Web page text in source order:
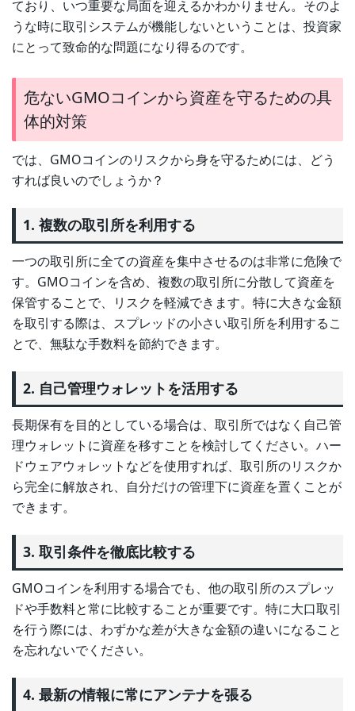
ており、いつ重要な局面を迎えるかわかりません。そのよ
うな時に取引システムが機能しないということは、投資家
にとって致命的な問題になり得るのです。
危ないGMOコインから資産を守るための具
体的対策
では、GMOコインのリスクから身を守るためには、どう
すれば良いのでしょうか？
1. 複数の取引所を利用する
一つの取引所に全ての資産を集中させるのは非常に危険で
す。GMOコインを含め、複数の取引所に分散して資産を
保管することで、リスクを軽減できます。特に大きな金額
を取引する際は、スプレッドの小さい取引所を利用するこ
とで、無駄な手数料を節約できます。
2. 自己管理ウォレットを活用する
長期保有を目的としている場合は、取引所ではなく自己管
理ウォレットに資産を移すことを検討してください。ハー
ドウェアウォレットなどを使用すれば、取引所のリスクか
ら完全に解放され、自分だけの管理下に資産を置くことが
できます。
3. 取引条件を徹底比較する
GMOコインを利用する場合でも、他の取引所のスプレッ
ドや手数料と常に比較することが重要です。特に大口取引
を行う際には、わずかな差が大きな金額の違いになること
を忘れないでください。
4. 最新の情報に常にアンテナを張る